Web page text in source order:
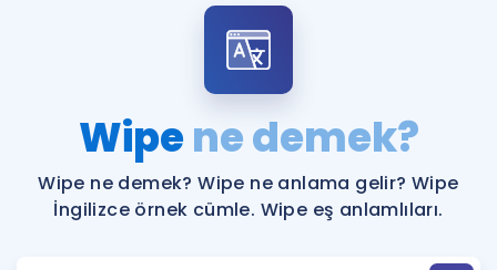
ÜYE DEĞİLİM
Sepetin Şu An Boş.
Remzi Hoca ile seni sınava hazırlayacak onlarca eğitim seni
bekliyor!
Katılımcı Görüşleri
Faydalı Araçlar
Wipene demek?
Wipe ne demek? Wipe ne anlama gelir? Wipe
İngilizce örnek cümle. Wipe eş anlamlıları.